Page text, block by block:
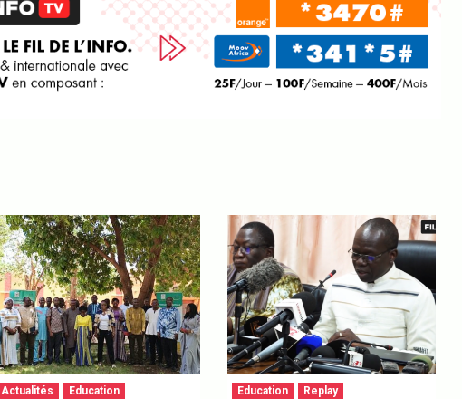
Actualités Education Education Replay